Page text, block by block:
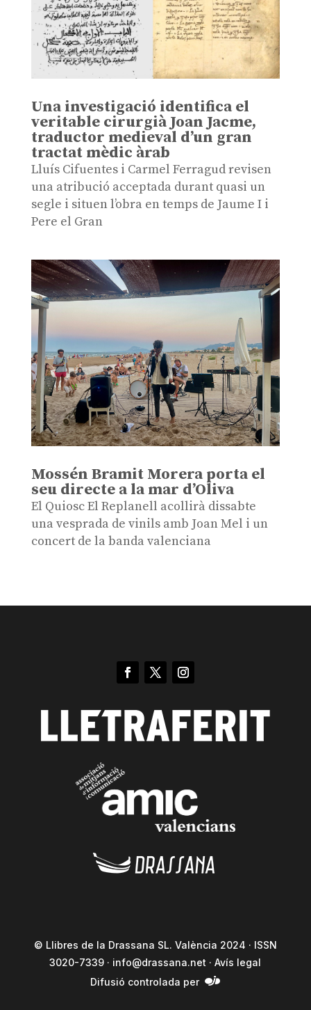
Una investigació identifica el
veritable cirurgià Joan Jacme,
traductor medieval d’un gran
tractat mèdic àrab
Lluís Cifuentes i Carmel Ferragud revisen
una atribució acceptada durant quasi un
segle i situen l’obra en temps de Jaume I i
Pere el Gran
Mossén Bramit Morera porta el
seu directe a la mar d’Oliva
El Quiosc El Replanell acollirà dissabte
una vesprada de vinils amb Joan Mel i un
concert de la banda valenciana
© Llibres de la Drassana SL. València 2024 · ISSN
3020-7339 · info@drassana.net ·Avís legal
Difusió controlada per